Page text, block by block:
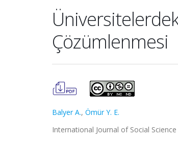
Çözümlenmesi
Balyer A., Ömür Y. E.
International Journal of Social